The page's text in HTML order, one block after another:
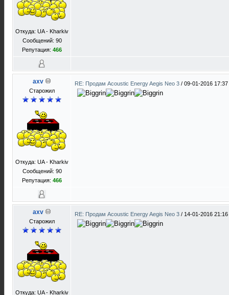
Откуда: UA - Kharkiv
Сообщений: 90
Репутация: 466
axv
Старожил
Откуда: UA - Kharkiv
Сообщений: 90
Репутация: 466
RE: Продам Acoustic Energy Aegis Neo 3 / 09-01-2016 17:37
axv
Старожил
Откуда: UA - Kharkiv
RE: Продам Acoustic Energy Aegis Neo 3 / 14-01-2016 21:16